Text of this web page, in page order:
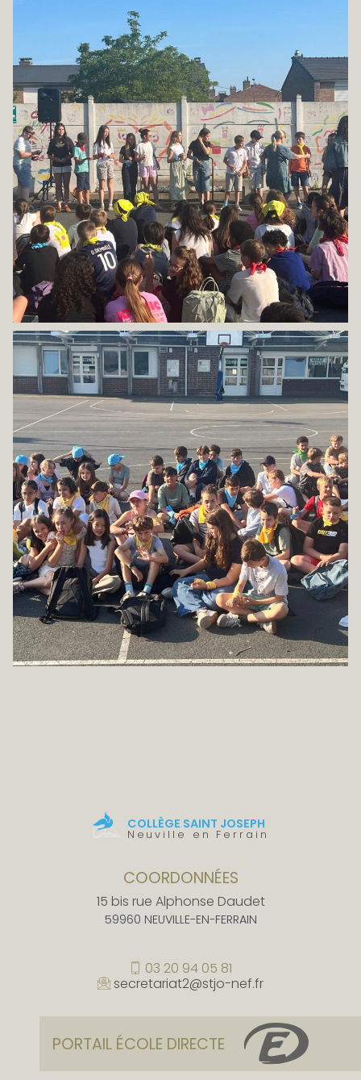
COLLÈGE SAINT JOSEPH
Neuville en Ferrain
COORDONNÉES
15 bis rue Alphonse Daudet
59960 NEUVILLE-EN-FERRAIN
03 20 94 05 81
secretariat2@stjo-nef.fr
PORTAIL ÉCOLE DIRECTE